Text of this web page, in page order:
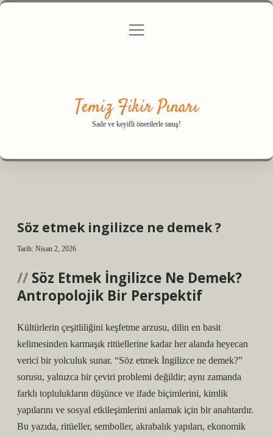
Gizlilik Politikası
menüyü
Temiz Fikir Pınarı
Sade ve keyifli önerilerle tanış!
Söz etmek ingilizce ne demek ?
Tarih: Nisan 2, 2026
Söz Etmek İngilizce Ne Demek?
Antropolojik Bir Perspektif
Kültürlerin çeşitliliğini keşfetme arzusu, dilin en basit
kelimesinden karmaşık ritüellerine kadar her alanda heyecan
verici bir yolculuk sunar. “Söz etmek İngilizce ne demek?”
sorusu, yalnızca bir çeviri problemi değildir; aynı zamanda
farklı toplulukların düşünce ve ifade biçimlerini, kimlik
yapılarını ve sosyal etkileşimlerini anlamak için bir anahtardır.
Bu yazıda, ritüeller, semboller, akrabalık yapıları, ekonomik